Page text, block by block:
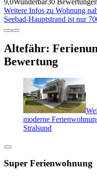
9,0Wunderbar30 Bewertungen
Weitere Infos zu Wohnung
Seebad-Hauptstrand ist nur
Altefähr:
Bewertung
moderne
Stralsund
Super Ferienwohnung